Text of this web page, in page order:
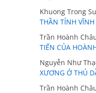
Khuong Trong
THẦN TỈNH
Trần Hoành
TIẾN CỦA
Nguyễn Như
XƯƠNG Ở THỦ
Trần Hoành